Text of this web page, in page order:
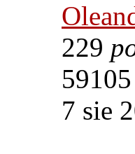
229
59105
7 sie